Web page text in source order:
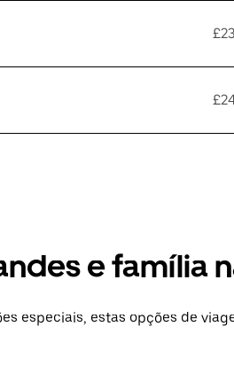
£23
e família
especiais, estas opções de